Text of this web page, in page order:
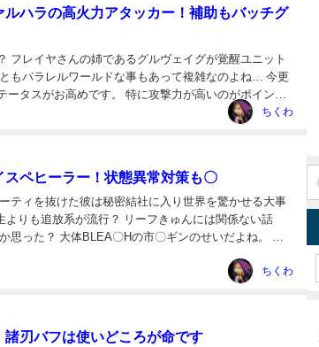
ハラの高火力アタッカー！補助もバッチグ
フレイヤさんの姉であるグルヴェイグが覚醒ユニット
もパラレルワールドな事もあって複雑なのよね… 今更
ータスがお高めです。 特に攻撃力が高いのがポイン
すねぇ 通常...
ちくわ
ペヒーラー！状態異常対策も〇
ティを抜けた彼は秘密結社に入り世界を驚かせる大事
りも追放系が流行？ リーフきゅんには関係ない話
思った？ 大体BLEA〇Hの市〇ギンのせいだよね。 ブ
ちくわ
刃バフは使いどころが命です